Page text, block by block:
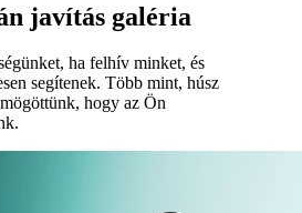
javítás galéria
ha felhív minket, és
segítenek. Több mint, húsz
hogy az Ön